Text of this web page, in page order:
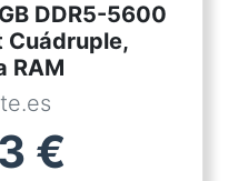
DDR5-5600
Cuádruple,
RAM
€